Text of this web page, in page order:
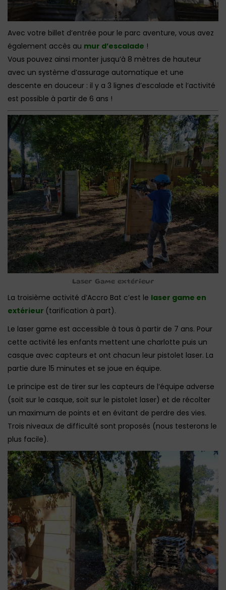
Avec votre billet d’entrée pour le parc aventure, vous avez
également accès au mur d’escalade !
Vous pouvez ainsi monter jusqu’à 8 mètres de hauteur
avec un système d’assurage automatique et une
descente en douceur : il y a 3 lignes d’escalade et l’activité
est possible à partir de 6 ans !
Laser Game extérieur
La troisième activité d’Accro Bat c’est le laser game en
extérieur (tarification à part).
Le laser game est accessible à tous à partir de 7 ans. Pour
cette activité les enfants mettent une charlotte puis un
casque avec capteurs et ont chacun leur pistolet laser. La
partie dure 15 minutes et se joue en équipe.
Le principe est de tirer sur les capteurs de l’équipe adverse
(soit sur le casque, soit sur le pistolet laser) et de récolter
un maximum de points et en évitant de perdre des vies.
Trois niveaux de difficulté sont proposés (nous testerons le
plus facile).